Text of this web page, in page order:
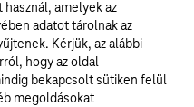
amelyek az
adatot tárolnak az
Kérjük, az alábbi
hogy az oldal
bekapcsolt sütiken felül
megoldásokat